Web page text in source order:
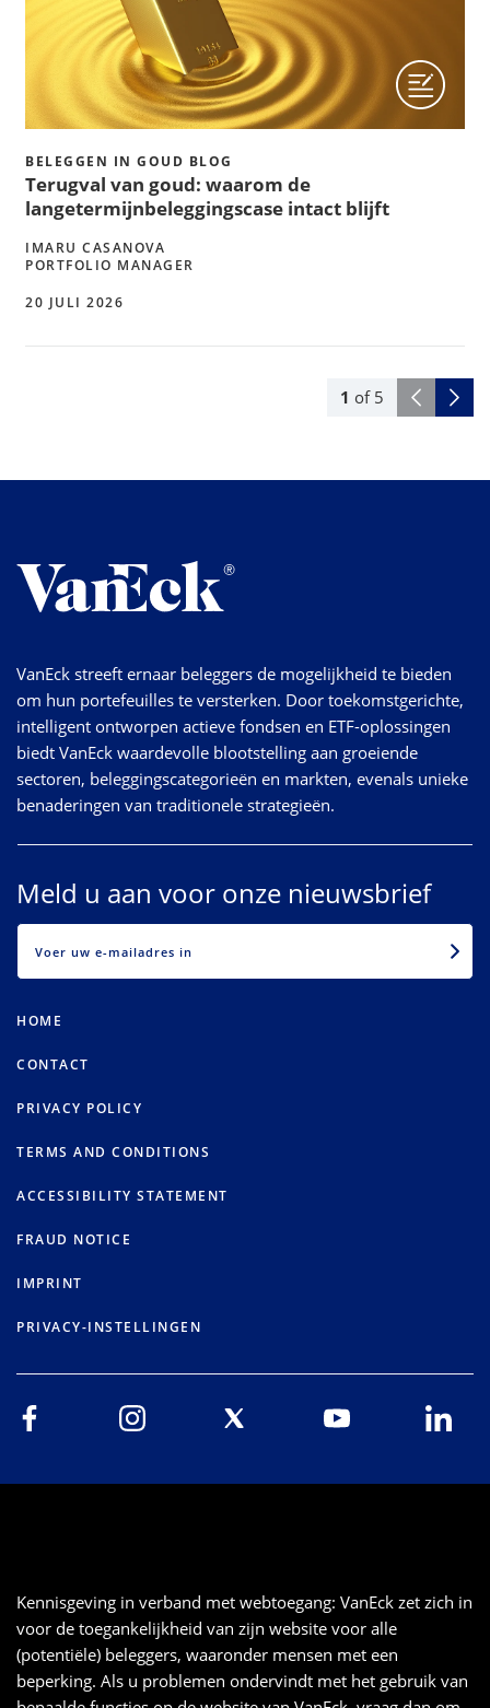
1 of 5
BELEGGEN IN GOUD BLOG
Terugval van goud: waarom de
langetermijnbeleggingscase intact blijft
IMARU CASANOVA
PORTFOLIO MANAGER
20 JULI 2026
VanEck streeft ernaar beleggers de mogelijkheid te bieden
om hun portefeuilles te versterken. Door toekomstgerichte,
intelligent ontworpen actieve fondsen en ETF-oplossingen
biedt VanEck waardevolle blootstelling aan groeiende
sectoren, beleggingscategorieën en markten, evenals unieke
benaderingen van traditionele strategieën.
Meld u aan voor onze nieuwsbrief
HOME
CONTACT
PRIVACY POLICY
TERMS AND CONDITIONS
ACCESSIBILITY STATEMENT
FRAUD NOTICE
IMPRINT
PRIVACY-INSTELLINGEN
Kennisgeving in verband met webtoegang: VanEck zet zich in
voor de toegankelijkheid van zijn website voor alle
(potentiële) beleggers, waaronder mensen met een
beperking. Als u problemen ondervindt met het gebruik van